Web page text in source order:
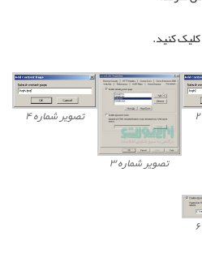
تصویر شماره ۳
تصویر شماره ۴